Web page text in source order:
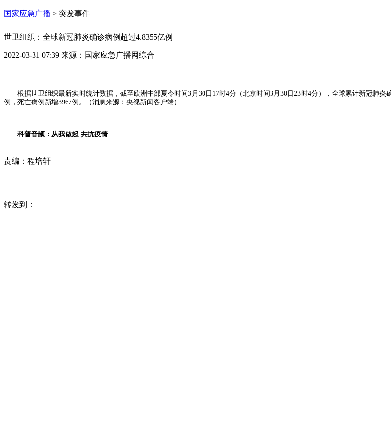
国家应急广播 > 突发事件
世卫组织：全球新冠肺炎确诊病例超过4.8355亿例
2022-03-31 07:39 来源： 国家应急广播网综合
根据世卫组织最新实时统计数据，截至欧洲中部夏令时间3月30日17时4分（北京时间3月30日23时4分），全球累计新冠肺炎
例，死亡病例新增3967例。（消息来源：央视新闻客户端）
科普音频：从我做起 共抗疫情
责编： 程培轩
转发到：